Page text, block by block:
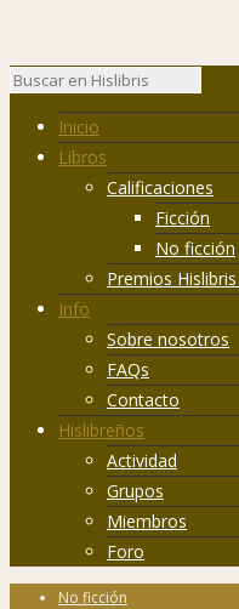
Inicio
Libros
Calificaciones
Ficción
No ficción
Premios
Info
Sobre nosotros
FAQs
Contacto
Hislibreños
Actividad
Grupos
Miembros
Foro
No ficción